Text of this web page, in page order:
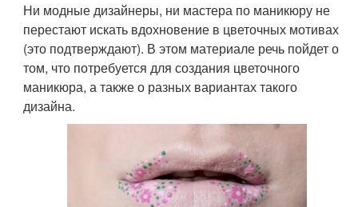
Ни модные дизайнеры, ни мастера по маникюру не
перестают искать вдохновение в цветочных мотивах
(это подтверждают). В этом материале речь пойдет о
том, что потребуется для создания цветочного
маникюра, а также о разных вариантах такого
дизайна.